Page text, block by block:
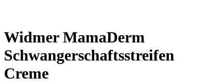
Widmer MamaDerm
Schwangerschaftsstreifen
Creme